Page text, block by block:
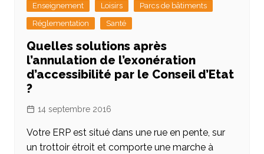
Enseignement
Loisirs
Parcs de bâtiments
Réglementation
Santé
Quelles solutions après
l’annulation de l’exonération
d’accessibilité par le Conseil d’Etat
?
14 septembre 2016
Votre ERP est situé dans une rue en pente, sur
un trottoir étroit et comporte une marche à